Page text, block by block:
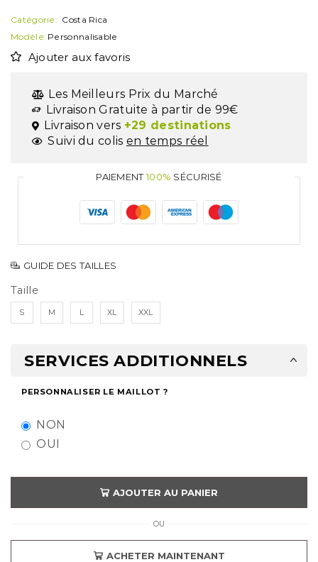
Catégorie: Costa Rica
Modèle: Personnalisable
Ajouter aux favoris
Les Meilleurs Prix du Marché
Livraison Gratuite à partir de 99€
Livraison vers +29 destinations
Suivi du colis en temps réel
PAIEMENT100% SÉCURISÉ
GUIDE DES TAILLES
Taille
S M L XL XXL
SERVICES ADDITIONNELS
PERSONNALISER LE MAILLOT ?
NON
OUI
AJOUTER AU PANIER
OU
ACHETER MAINTENANT